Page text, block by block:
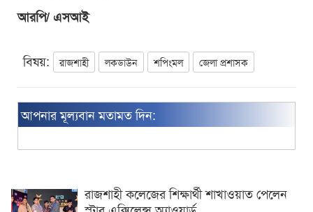
আরপি/ এসআই
বিষয়: রাজশাহী লকডাউন শপিংমল জেলা প্রশাসক
আপনার মূল্যবান মতামত দিন:
রাজশাহী কলেজের শিক্ষার্থী শাখাওয়াত পেলেন